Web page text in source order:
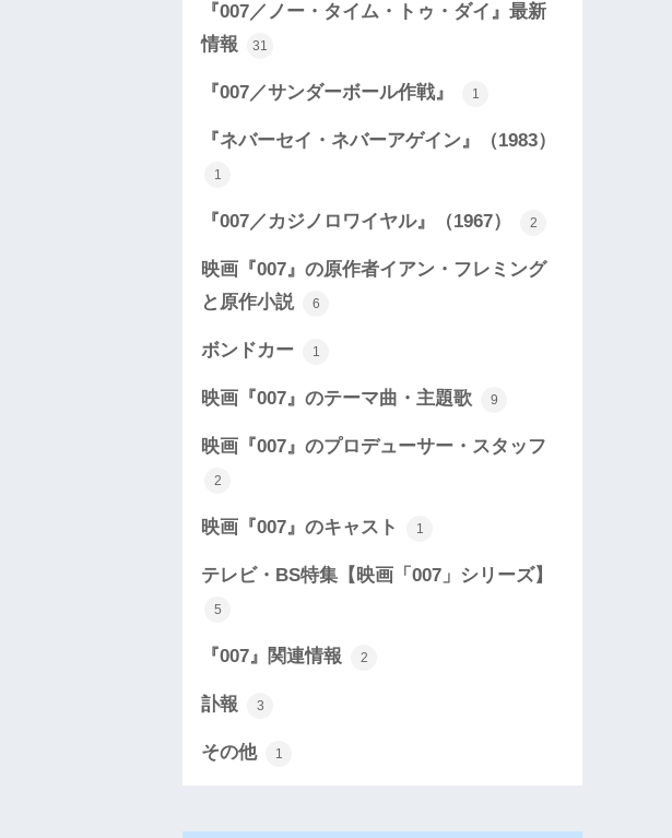
『007／ノー・タイム・トゥ・ダイ』最新
情報
31
『007／サンダーボール作戦』 1
『ネバーセイ・ネバーアゲイン』（1983）
1
『007／カジノロワイヤル』（1967） 2
映画『007』の原作者イアン・フレミング
と原作小説
6
ボンドカー 1
映画『007』のテーマ曲・主題歌 9
映画『007』のプロデューサー・スタッフ
2
映画『007』のキャスト 1
テレビ・BS特集【映画「007」シリーズ】
5
『007』関連情報 2
訃報 3
その他 1